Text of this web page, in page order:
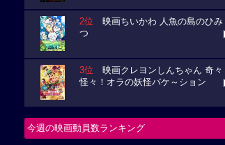
2位 映画ちいかわ 人魚の島のひみ
つ
3位 映画クレヨンしんちゃん 奇々
怪々！オラの妖怪バケ～ション
今週の映画動員数ランキング